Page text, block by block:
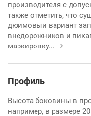
производителя с
также отметить, что
дюймовый вариант
внедорожников и
маркировку...
Профиль
Высота боковины в
например, в размере